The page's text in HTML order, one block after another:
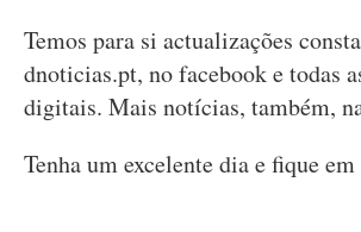
Temos para si actualizações
dnoticias.pt, no facebook e todas
digitais. Mais notícias, também,
Tenha um excelente dia e fique em